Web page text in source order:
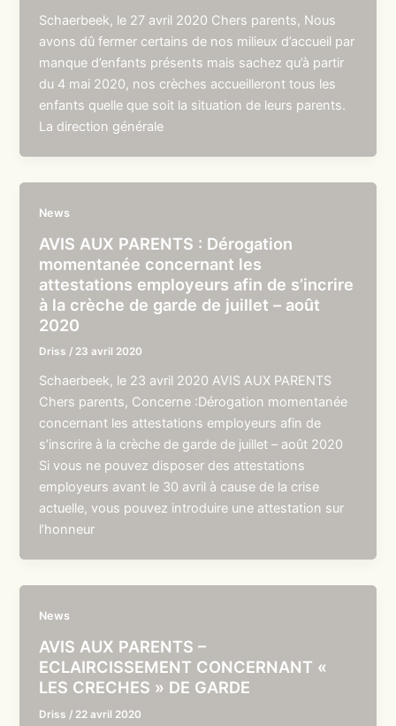
Schaerbeek, le 27 avril 2020 Chers parents, Nous
avons dû fermer certains de nos milieux d’accueil par
manque d’enfants présents mais sachez qu’à partir
du 4 mai 2020, nos crèches accueilleront tous les
enfants quelle que soit la situation de leurs parents.
La direction générale
News
AVIS AUX PARENTS : Dérogation
momentanée concernant les
attestations employeurs afin de s’incrire
à la crèche de garde de juillet – août
2020
Driss / 23 avril 2020
Schaerbeek, le 23 avril 2020 AVIS AUX PARENTS
Chers parents, Concerne :Dérogation momentanée
concernant les attestations employeurs afin de
s’inscrire à la crèche de garde de juillet – août 2020
Si vous ne pouvez disposer des attestations
employeurs avant le 30 avril à cause de la crise
actuelle, vous pouvez introduire une attestation sur
l’honneur
News
AVIS AUX PARENTS –
ECLAIRCISSEMENT CONCERNANT «
LES CRECHES » DE GARDE
Driss / 22 avril 2020